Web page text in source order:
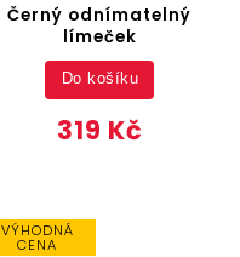
Černý odnímatelný
límeček
319 Kč
Do košíku
VÝHODNÁ
CENA